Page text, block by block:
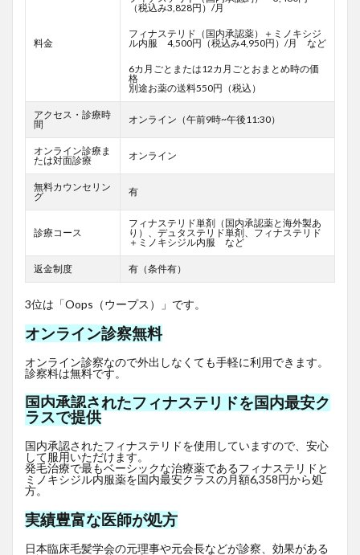
料金
（税込み3,828円）/月
フィナステリド（国内承認薬）＋ミノキシジ
ル内服 4,500円（税込み4,950円）/月 など
6カ月ごとまたは12カ月ごとおまとめ時の価
格
別途お薬の送料550円（税込）
アクセス・診療時
間
オンライン（午前9時~午後11:30）
オンライン診療ま
たは対面診療
オンライン
無料カウンセリン
グ
有
診療コース
フィナステリド単剤（国内承認薬と海外製あ
り）、デュタステリド単剤、フィナステリド
＋ミノキシジル内服 など
返金制度 有（条件有）
3位は「Oops（ウープス）」です。
オンライン診察無料
オンライン診察なので外出しなくても手軽に利用できます。
診察料は無料です。
国内承認されたフィナステリドを国内最安ク
ラスで提供
国内承認されたフィナステリドを使用していますので、安心
して服用いただけます。
発毛治療で最もベーシックな治療薬であるフィナステリドと
ミノキシジル内服薬を国内最安クラスの月額6,358円から処
方。
実績豊富な医師が処方
日本臨床毛髪学会の元理事や元会長などが診察、効果がある